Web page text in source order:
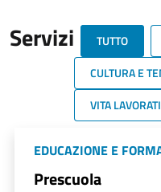
Servizi TUTTO
CULTURA E
VITA
EDUCAZIONE E
Prescuola